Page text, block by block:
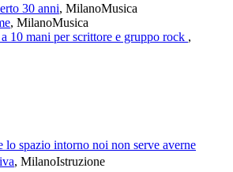
di questo sito web?
30 anni, MilanoMusica
, MilanoMusica
10 mani per scrittore e gruppo rock ,
lo spazio intorno noi non serve averne
, MilanoIstruzione